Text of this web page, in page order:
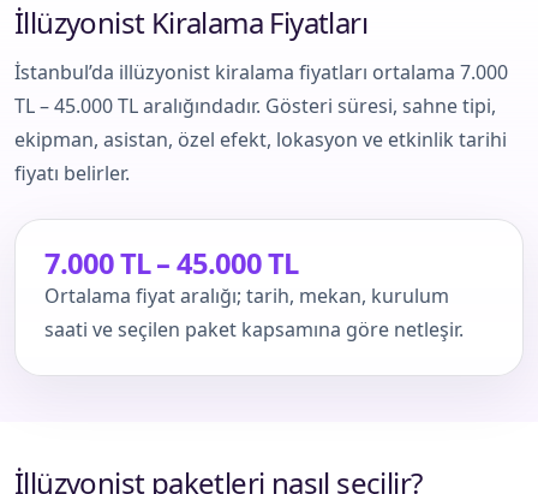
İllüzyonist Kiralama Fiyatları
İstanbul’da illüzyonist kiralama fiyatları ortalama 7.000
TL – 45.000 TL aralığındadır. Gösteri süresi, sahne tipi,
ekipman, asistan, özel efekt, lokasyon ve etkinlik tarihi
fiyatı belirler.
7.000 TL – 45.000 TL
Ortalama fiyat aralığı; tarih, mekan, kurulum
saati ve seçilen paket kapsamına göre netleşir.
İllüzyonist paketleri nasıl seçilir?